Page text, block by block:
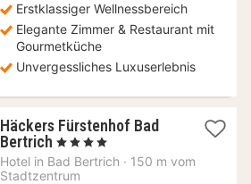
€
Erstklassiger Wellnessbereich
Elegante Zimmer & Restaurant mit
Gourmetküche
Unvergessliches Luxuserlebnis
Häckers Fürstenhof Bad
Bertrich 1
Nacht
ab
, 4 Sterne
Hotel in Bad Bertrich · 150 m vom
Stadtzentrum